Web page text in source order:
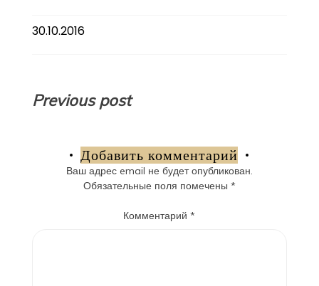
30.10.2016
Навигация
записям
Previous post
Добавить комментарий
Ваш адрес email не будет опубликован.
Обязательные поля помечены *
Комментарий*